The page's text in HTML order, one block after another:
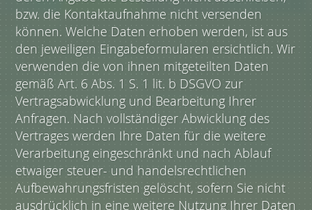
bzw. die Kontaktaufnahme nicht versenden
können. Welche Daten erhoben werden, ist aus
den jeweiligen Eingabeformularen ersichtlich. Wir
verwenden die von ihnen mitgeteilten Daten
gemäß Art. 6 Abs. 1 S. 1 lit. b DSGVO zur
Vertragsabwicklung und Bearbeitung Ihrer
Anfragen. Nach vollständiger Abwicklung des
Vertrages werden Ihre Daten für die weitere
Verarbeitung eingeschränkt und nach Ablauf
etwaiger steuer- und handelsrechtlichen
Aufbewahrungsfristen gelöscht, sofern Sie nicht
ausdrücklich in eine weitere Nutzung Ihrer Daten